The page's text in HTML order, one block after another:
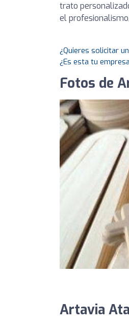
trato
el
¿Quieres solicitar
¿Es esta tu
Fotos de
Artavia